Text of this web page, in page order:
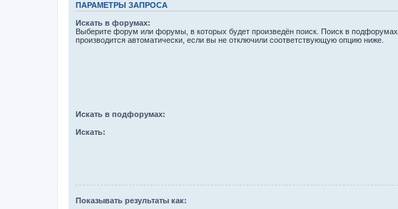
ПАРАМЕТРЫ ЗАПРОСА
Искать в форумах:
Выберите форум или форумы, в которых будет произведён поиск. Поиск в подфорумах
производится автоматически, если вы не отключили соответствующую опцию ниже.
Искать в подфорумах:
Искать:
Показывать результаты как: